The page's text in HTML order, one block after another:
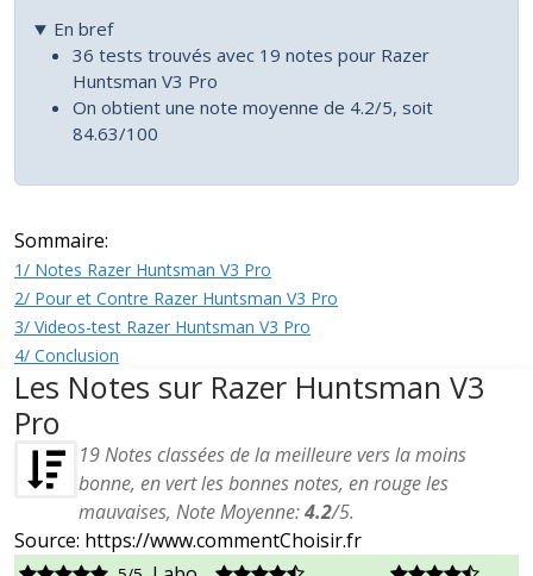
En bref
36 tests trouvés avec 19 notes pour Razer
Huntsman V3 Pro
On obtient une note moyenne de 4.2/5, soit
84.63/100
Sommaire:
1/ Notes Razer Huntsman V3 Pro
2/ Pour et Contre Razer Huntsman V3 Pro
3/ Videos-test Razer Huntsman V3 Pro
4/ Conclusion
Les Notes sur Razer Huntsman V3
Pro
19Notes classées de la meilleure vers la moins
bonne, en vert les bonnes notes, en rouge les
mauvaises, Note Moyenne:4.2/5.
Source: https://www.commentChoisir.fr